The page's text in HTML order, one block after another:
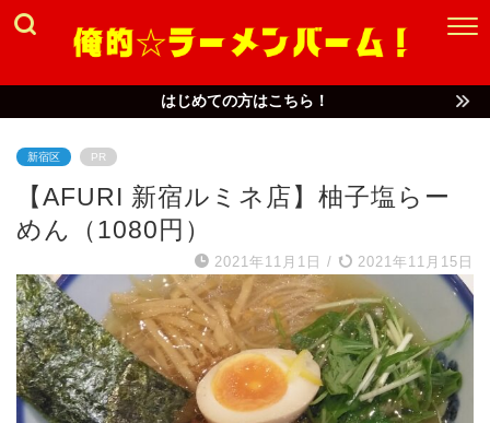
はじめての方はこちら！
新宿区 PR
【AFURI 新宿ルミネ店】柚子塩らー
めん（1080円）
2021年11月1日 / 2021年11月15日